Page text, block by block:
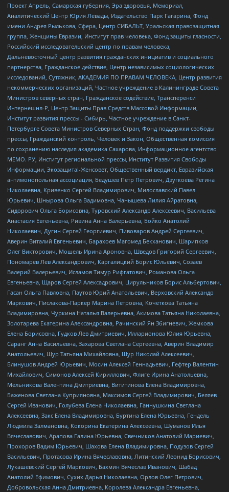
Проект Апрель, Самарская губерния, Эра здоровья, Мемориал,
Аналитический Центр Юрия Левады, Издательство Парк Гагарина, Фонд
имени Андрея Рылькова, Сфера, Центр СИБАЛЬТ, Уральская правозащитная
группа, Женщины Евразии, Институт прав человека, Фонд защиты гласности,
Российский исследовательский центр по правам человека,
Дальневосточный центр развития гражданских инициатив и социального
партнерства, Гражданское действие, Центр независимых социологических
исследований, Сутяжник, АКАДЕМИЯ ПО ПРАВАМ ЧЕЛОВЕКА, Центр развития
некоммерческих организаций, Частное учреждение в Калининграде Совета
Министров северных стран, Гражданское содействие, Трансперенси
Интернешнл-Р, Центр Защиты Прав Средств Массовой Информации,
Институт развития прессы - Сибирь, Частное учреждение в Санкт-
Петербурге Совета Министров Северных Стран, Фонд поддержки свободы
прессы, Гражданский контроль, Человек и Закон, Общественная комиссия
по сохранению наследия академика Сахарова, Информационное агентство
МЕМО. РУ, Институт региональной прессы, Институт Развития Свободы
Информации, Экозащита!-Женсовет, Общественный вердикт, Евразийская
антимонопольная ассоциация, Бедушев Петр Петрович, Дзугкоева Регина
Николаевна, Кривенко Сергей Владимирович, Милославский Павел
Юрьевич, Шнырова Ольга Вадимовна, Чанышева Лилия Айратовна,
Сидорович Ольга Борисовна, Туровский Александр Алексеевич, Васильева
Анастасия Евгеньевна, Ривина Анна Валерьевна, Бойко Анатолий
Николаевич, Дугин Сергей Георгиевич, Пивоваров Андрей Сергеевич,
Аверин Виталий Евгеньевич, Барахоев Магомед Бекханович, Шарипков
Олег Викторович, Мошель Ирина Ароновна, Шведов Григорий Сергеевич,
Пономарев Лев Александрович, Каргалицкий Борис Юльевич, Созаев
Валерий Валерьевич, Исламов Тимур Рифгатович, Романова Ольга
Евгеньевна, Щаров Сергей Алексадрович, Цирульников Борис Альбертович,
Гасан Ольга Павловна, Паутов Юрий Анатольевич, Верховский Александр
Маркович, Пислакова-Паркер Марина Петровна, Кочеткова Татьяна
Владимировна, Чуркина Наталья Валерьевна, Акимова Татьяна Николаевна,
Золотарева Екатерина Александровна, Рачинский Ян Збигневич, Жемкова
Елена Борисовна, Гудков Лев Дмитриевич, Илларионова Юлия Юрьевна,
Саранг Анна Васильевна, Захарова Светлана Сергеевна, Аверин Владимир
Анатольевич, Щур Татьяна Михайловна, Щур Николай Алексеевич,
Блинушов Андрей Юрьевич, Мосин Алексей Геннадьевич, Гефтер Валентин
Михайлович, Симонов Алексей Кириллович, Флиге Ирина Анатольевна,
Мельникова Валентина Дмитриевна, Вититинова Елена Владимировна,
Баженова Светлана Куприяновна, Максимов Сергей Владимирович, Беляев
Сергей Иванович, Голубева Елена Николаевна, Ганнушкина Светлана
Алексеевна, Закс Елена Владимировна, Буртина Елена Юрьевна, Гендель
Людмила Залмановна, Кокорина Екатерина Алексеевна, Шуманов Илья
Вячеславович, Арапова Галина Юрьевна, Свечников Анатолий Мариевич,
Прохоров Вадим Юрьевич, Шахова Елена Владимировна, Подузов Сергей
Васильевич, Протасова Ирина Вячеславовна, Литинский Леонид Борисович,
Лукашевский Сергей Маркович, Бахмин Вячеслав Иванович, Шабад
Анатолий Ефимович, Сухих Дарья Николаевна, Орлов Олег Петрович,
Добровольская Анна Дмитриевна, Королева Александра Евгеньевна,